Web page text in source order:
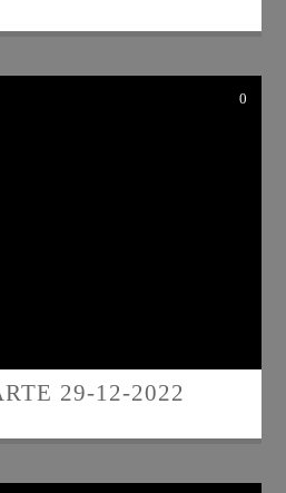
0
29-12-2022